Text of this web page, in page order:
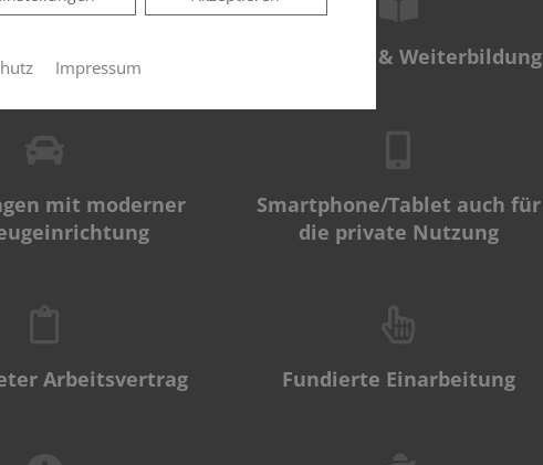
Weihnachtsgeld Schulungen & Weiterbildung
mit moderner
Smartphone/Tablet auch für
die private Nutzung
Arbeitsvertrag Fundierte Einarbeitung
Impressum